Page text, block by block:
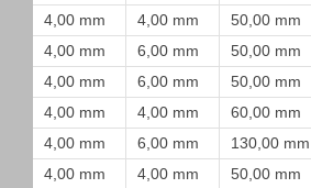
4,00 mm
4,00 mm 50,00 mm
4,00 mm
6,00 mm 50,00 mm
4,00 mm
6,00 mm 50,00 mm
4,00 mm
4,00 mm 60,00 mm
4,00 mm
6,00 mm 130,00 mm
4,00 mm
4,00 mm 50,00 mm